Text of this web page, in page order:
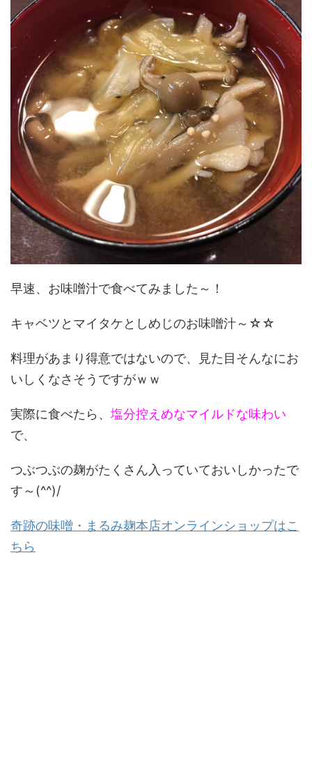
早速、お味噌汁で食べてみました～！
キャベツとマイタケとしめじのお味噌汁～☆☆
料理があまり得意ではないので、見た目そんなにお
いしくなさそうですがｗｗ
実際に食べたら、 塩分控えめなマイルドな味わい
で、
つぶつぶの麹がたくさん入っていておいしかったで
す～(^^)/
奇跡の味噌・まるみ麹本店オンラインショップはこ
ちら